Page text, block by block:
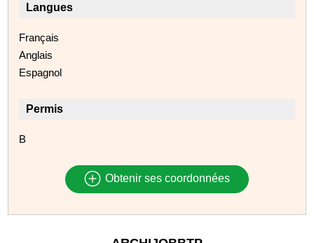
Langues
Français
Anglais
Espagnol
Permis
B
Obtenir ses coordonnées